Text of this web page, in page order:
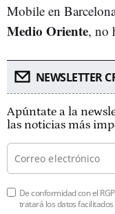
Mobile en
Medio Oriente, no
NEWSLETTER
Apúntate a la
las noticias más
De conformidad con el
tratará los datos